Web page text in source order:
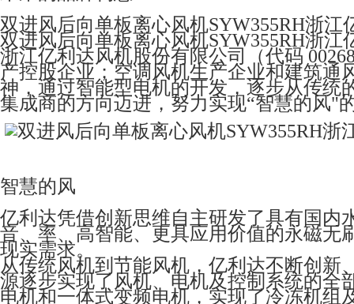
双进风后向单板离心风机SYW355RH浙江
双进风后向单板离心风机SYW355RH浙江
浙江亿利达风机股份有限公司（代码
产控股企业；空调风机生产企业和建筑通
神，通过智能型电机的开发，逐步从传统
集成商的方向迈进，努力实现“智慧的风"
智慧的风
亿利达凭借创新思维自主研发了具有国内
音、率、高智能、更具应用价值的永磁无
现实需求。
从传统风机到节能风机，亿利达不断创
源逐步实现了风机、电机及控制系统的全
电机和一体式变频电机，实现了冷冻机组